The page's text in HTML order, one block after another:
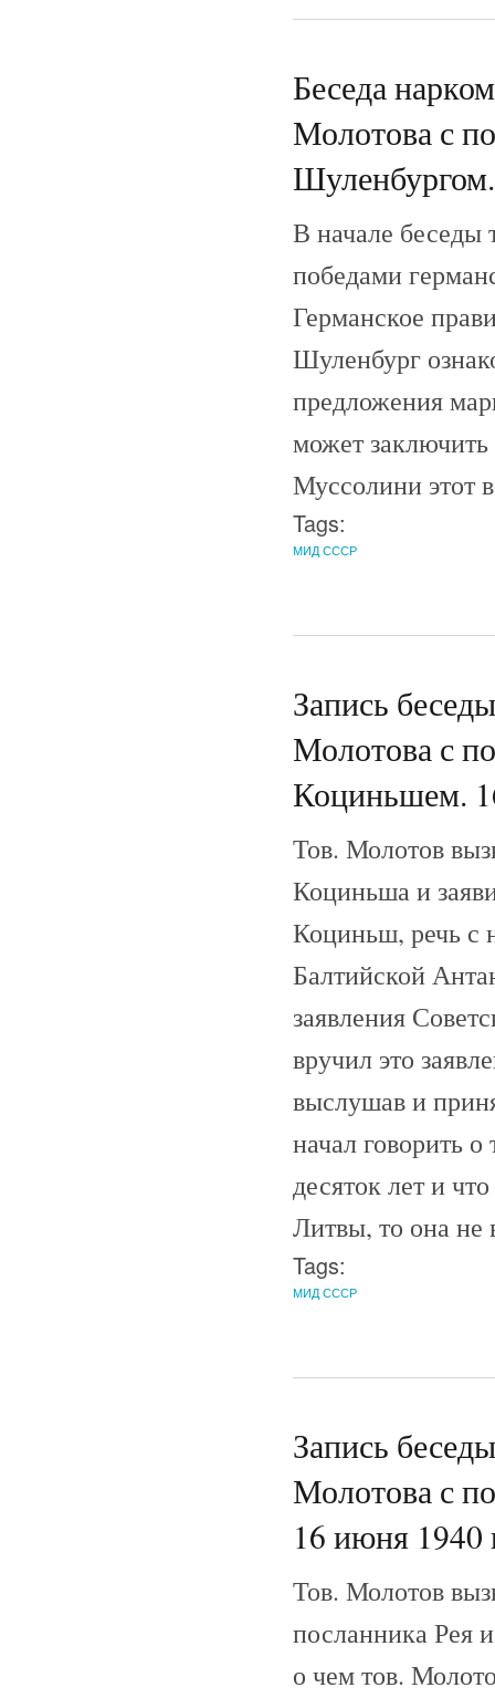
Беседа
Молотова с
В начале беседы
победами
Германское
Шуленбург
предложения
может
Муссолини этот
Tags:
МИД СССР
Запись
Молотова с
Коциньшем.
Тов. Молотов
Коциньша и
Коциньш, речь с
Балтийской
заявления
вручил это
выслушав и
начал говорить
десяток лет и
Литвы, то она не
Tags:
МИД СССР
Запись
Молотова с
16 июня 1940
Тов. Молотов
посланника Рея
о чем тов.